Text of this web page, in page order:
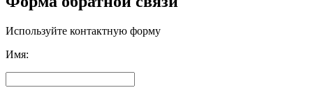
Используйте контактную форму
Имя: